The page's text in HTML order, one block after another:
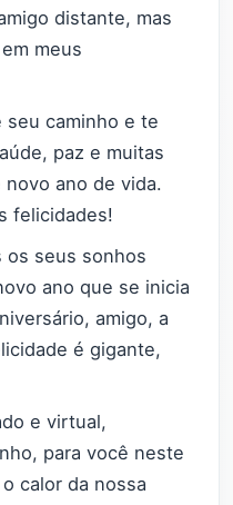
distante, mas
meus
seu caminho e te
paz e muitas
ano de vida.
felicidades!
os seus sonhos
ano que se inicia
amigo, a
é gigante,
e virtual,
para você neste
calor da nossa